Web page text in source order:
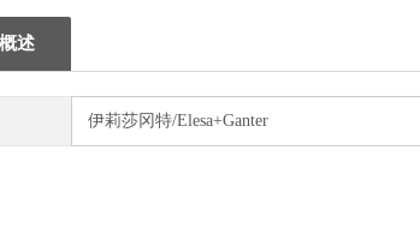
述
伊莉莎冈特/Elesa+Ganter